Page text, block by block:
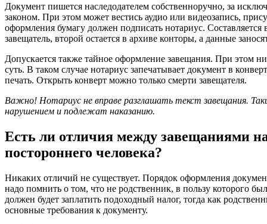
Документ пишется наследодателем собственноручно, за
законом. При этом может вестись аудио или видеозапись,
оформления бумагу должен подписать нотариус. Составляется
завещатель, второй остается в архиве конторы, а данные
Допускается также тайное оформление завещания. При этом
суть. В таком случае нотариус запечатывает документ в
печать. Открыть конверт можно только смерти завещателя.
Важно! Нотариус не вправе разглашать текст завещания.
нарушением и подлежат наказанию.
Есть ли отличия между завещаниями
постороннего человека?
Никаких отличий не существует. Порядок оформления
надо помнить о том, что не родственник, в пользу которого
должен будет заплатить подоходный налог, тогда как
основные требования к документу.